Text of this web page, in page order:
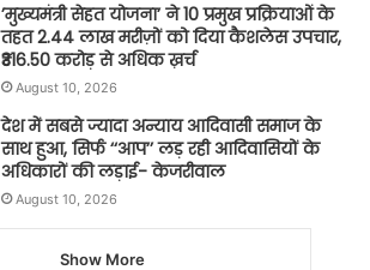
’मुख्यमंत्री सेहत योजना’ ने 10 प्रमुख प्रक्रियाओं के
तहत 2.44 लाख मरीज़ों को दिया कैशलेस उपचार,
₹316.50 करोड़ से अधिक ख़र्च
August 10, 2026
देश में सबसे ज्यादा अन्याय आदिवासी समाज के
साथ हुआ, सिर्फ ‘‘आप’’ लड़ रही आदिवासियों के
अधिकारों की लड़ाई- केजरीवाल
August 10, 2026
Show More